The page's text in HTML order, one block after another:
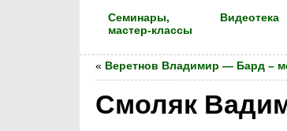
Семинары,
мастер-классы
Видеотека
« Веретнов Владимир — Бард –
Смоляк